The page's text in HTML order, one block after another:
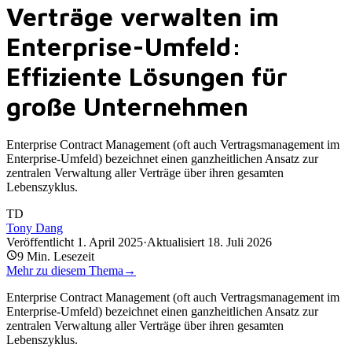
Verträge verwalten im
Enterprise-Umfeld:
Effiziente Lösungen für
große Unternehmen
Enterprise Contract Management (oft auch Vertragsmanagement im
Enterprise-Umfeld) bezeichnet einen ganzheitlichen Ansatz zur
zentralen Verwaltung aller Verträge über ihren gesamten
Lebenszyklus.
TD
Tony Dang
Veröffentlicht 1. April 2025·Aktualisiert 18. Juli 2026
9 Min. Lesezeit
Mehr zu diesem Thema →
Enterprise Contract Management (oft auch Vertragsmanagement im
Enterprise-Umfeld) bezeichnet einen ganzheitlichen Ansatz zur
zentralen Verwaltung aller Verträge über ihren gesamten
Lebenszyklus.